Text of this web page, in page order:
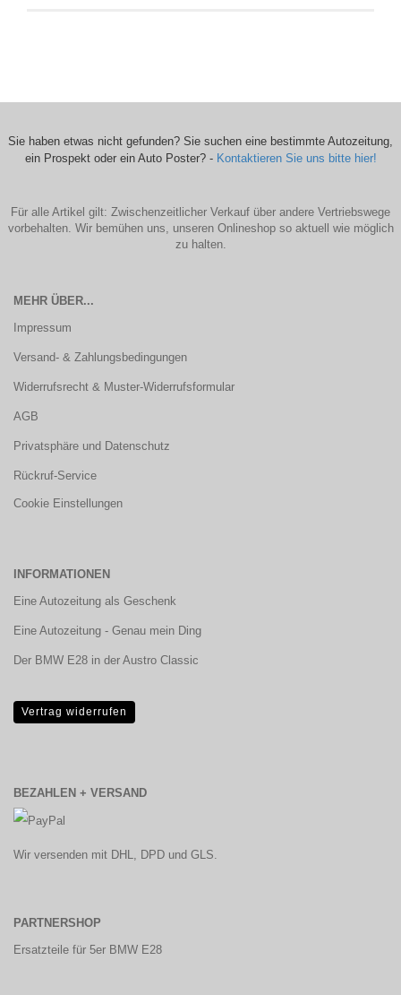
Sie haben etwas nicht gefunden? Sie suchen eine bestimmte Autozeitung,
ein Prospekt oder ein Auto Poster? - Kontaktieren Sie uns bitte hier!
Für alle Artikel gilt: Zwischenzeitlicher Verkauf über andere Vertriebswege
vorbehalten. Wir bemühen uns, unseren Onlineshop so aktuell wie möglich
zu halten.
MEHR ÜBER...
Impressum
Versand- & Zahlungsbedingungen
Widerrufsrecht & Muster-Widerrufsformular
AGB
Privatsphäre und Datenschutz
Rückruf-Service
Cookie Einstellungen
INFORMATIONEN
Eine Autozeitung als Geschenk
Eine Autozeitung - Genau mein Ding
Der BMW E28 in der Austro Classic
Vertrag widerrufen
BEZAHLEN + VERSAND
Wir versenden mit DHL, DPD und GLS.
PARTNERSHOP
Ersatzteile für 5er BMW E28